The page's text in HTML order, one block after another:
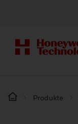
Produkte